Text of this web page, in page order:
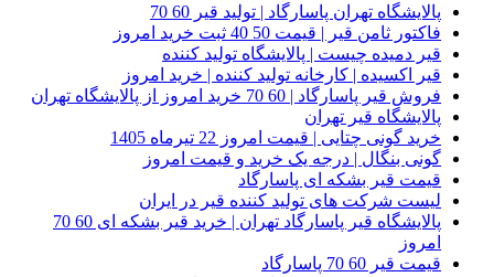
پالایشگاه تهران پاسارگاد | تولید قیر 60 70
فاکتور ثامن قیر | قیمت 50 40 ثبت خرید امروز
قیر دمیده چیست | پالایشگاه تولید کننده
قیر اکسیده | کارخانه تولید کننده | خرید امروز
فروش قیر پاسارگاد | 60 70 خرید امروز از پالایشگاه تهران
پالایشگاه قیر تهران
خرید گونی چتایی | قیمت امروز 22 تیرماه 1405
گونی بنگال | درجه یک خرید و قیمت امروز
قیمت قیر بشکه ای پاسارگاد
لیست شرکت های تولید کننده قیر در ایران
پالایشگاه قیر پاسارگاد تهران | خرید قیر بشکه ای 60 70
امروز
قیمت قیر 60 70 پاسارگاد